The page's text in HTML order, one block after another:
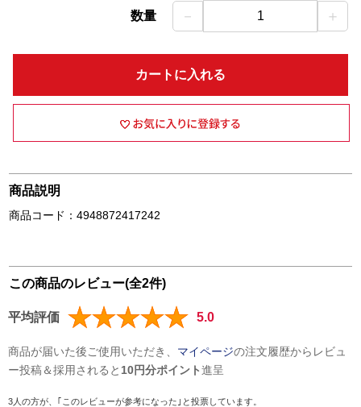
数量 － 1 ＋
カートに入れる
商品説明
商品コード：4948872417242
この商品のレビュー(全2件)
平均評価 5.0
商品が届いた後ご使用いただき、 マイページの注文履歴からレビュ
ー投稿＆採用されると 10円分ポイント進呈
3人の方が、｢このレビューが参考になった｣と投票しています。